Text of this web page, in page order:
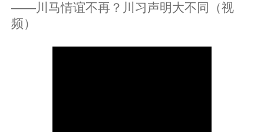
——川马情谊不再？川习声明大不同（视
频）